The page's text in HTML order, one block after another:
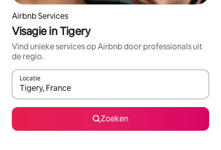
Airbnb Services
Visagie in Tigery
Vind unieke services op Airbnb door professionals uit
de regio.
Locatie
Wanneer er suggesties beschikbaar zijn, maak je een keuze
Zoeken